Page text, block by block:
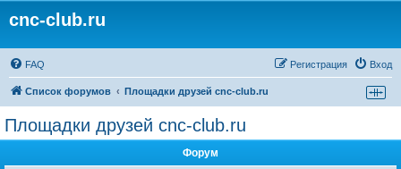
cnc-club.ru
FAQ Вход
Регистрация
Список форумов Площадки друзей cnc-club.ru
Площадки друзей cnc-club.ru
Форум